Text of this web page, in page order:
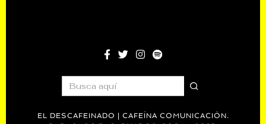
EL DESCAFEINADO | CAFEÍNA COMUNICACIÓN.